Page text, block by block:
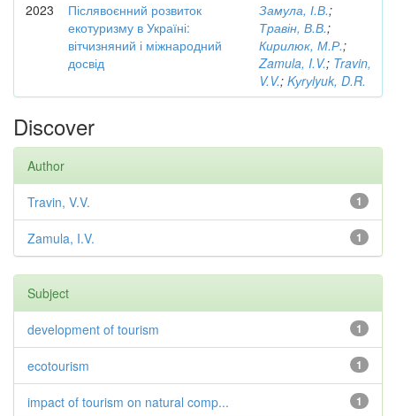
2023
Післявоєнний розвиток
екотуризму в Україні:
вітчизняний і міжнародний
досвід
Замула, І.В.;
Травін, В.В.;
Кирилюк, М.Р.;
Zamula, I.V.; Travin,
V.V.; Kуrуlyuk, D.R.
Discover
Author
1
Travin, V.V.
1
Zamula, I.V.
Subject
1
development of tourism
1
ecotourism
1
impact of tourism on natural comp...